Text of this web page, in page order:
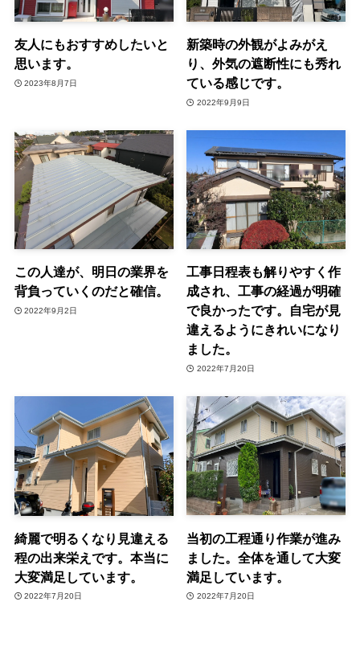
友人にもおすすめしたいと
思います。
2023年8月7日
新築時の外観がよみがえ
り、外気の遮断性にも秀れ
ている感じです。
2022年9月9日
この人達が、明日の業界を
背負っていくのだと確信。
2022年9月2日
工事日程表も解りやすく作
成され、工事の経過が明確
で良かったです。自宅が見
違えるようにきれいになり
ました。
2022年7月20日
綺麗で明るくなり見違える
程の出来栄えです。本当に
大変満足しています。
2022年7月20日
当初の工程通り作業が進み
ました。全体を通して大変
満足しています。
2022年7月20日